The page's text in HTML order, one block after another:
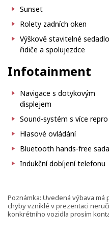
Sunset
Rolety zadních oken
Výškově stavitelné sedadlo
řidiče a spolujezdce
Infotainment
Navigace s dotykovým
displejem
Sound-systém s více repro
Hlasové ovládání
Bluetooth hands-free sada
Indukční dobíjení telefonu
Poznámka: Uvedená výbava
chyby vzniklé v prezentaci
konkrétního vozidla prosím